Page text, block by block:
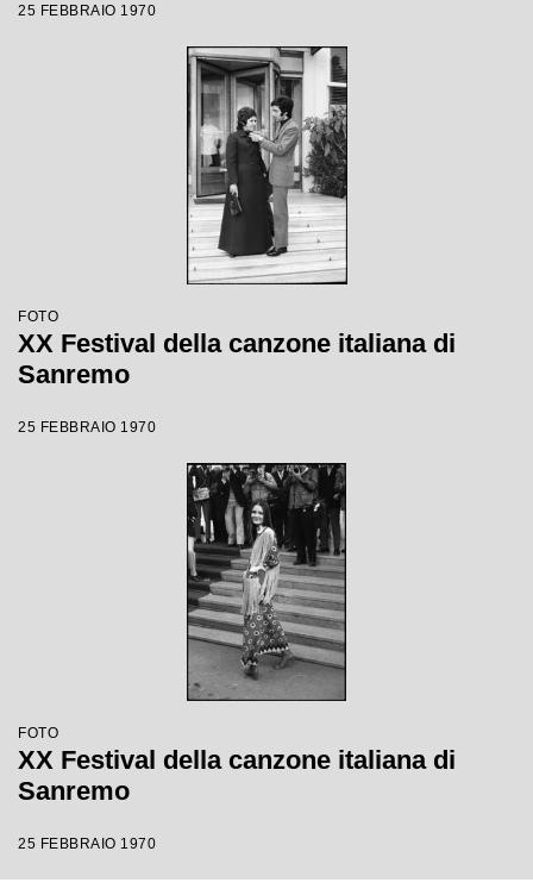
25 FEBBRAIO 1970
FOTO
XX Festival della canzone italiana di
Sanremo
25 FEBBRAIO 1970
FOTO
XX Festival della canzone italiana di
Sanremo
25 FEBBRAIO 1970